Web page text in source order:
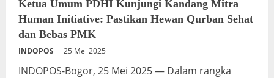
Kegiatan
Pengabdian
Masyarakat
dan
Hukum
Ketua Umum PDHI Kunjungi Kandang Mitra
Human Initiative: Pastikan Hewan Qurban Sehat
dan Bebas PMK
INDOPOS 25 Mei 2025
INDOPOS-Bogor, 25 Mei 2025 — Dalam rangka